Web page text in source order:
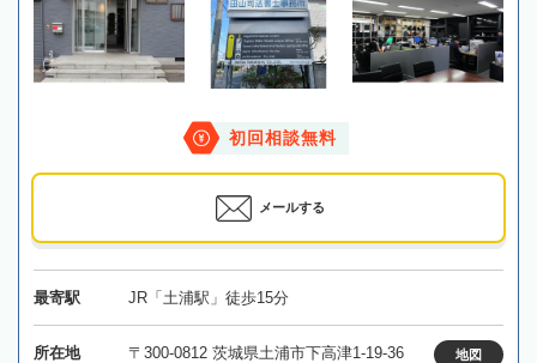
初回相談無料
メールする
最寄駅 JR「土浦駅」徒歩15分
所在地 〒300-0812 茨城県土浦市下高津1-19-36 地図